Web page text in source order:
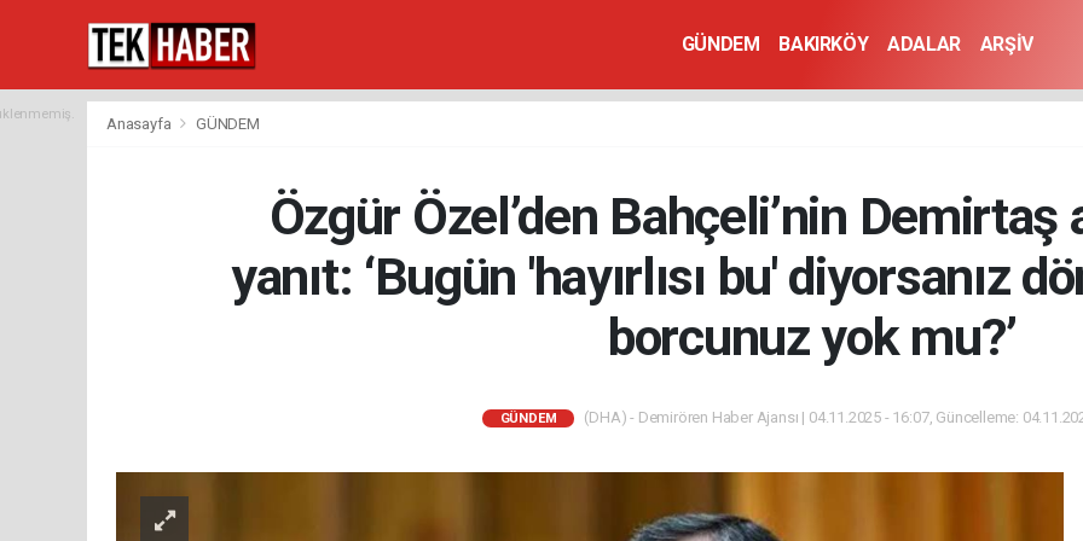
GÜNDEM BAKIRKÖY ADALAR ARŞİV
Anasayfa GÜNDEM
Özgür Özel’den Bahçeli’nin Demirtaş
yanıt: ‘Bugün 'hayırlısı bu' diyorsanız
borcunuz yok mu?’
GÜNDEM (DHA) - Demirören Haber Ajansı | 04.11.2025 - 16:07, Güncelleme: